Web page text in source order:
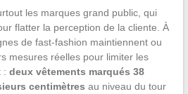
les marques grand public, qui
flatter la perception de la cliente. À
de fast-fashion maintiennent ou
mesures réelles pour limiter les
: deux vêtements marqués 38
centimètres au niveau du tour